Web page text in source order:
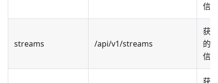
信息
streams /api/v1/streams
获
的
信息